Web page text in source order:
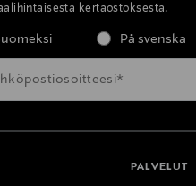
kertaostoksesta.
På svenska
PALVELUT